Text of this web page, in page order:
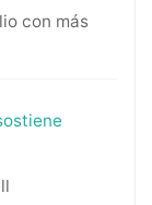
con más